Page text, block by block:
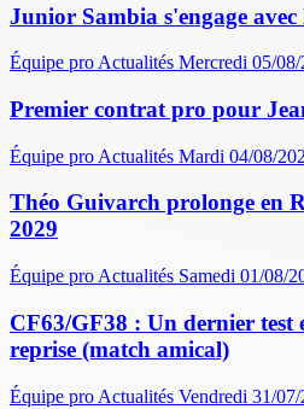
Junior Sambia s'engage
Équipe pro Actualités Mercredi 05/08/
Premier contrat pro pour
Équipe pro Actualités Mardi 04/08/
Théo Guivarch prolonge en
2029
Équipe pro Actualités Samedi 01/08/
CF63/GF38 : Un dernier test
reprise (match amical)
Équipe pro Actualités Vendredi 31/